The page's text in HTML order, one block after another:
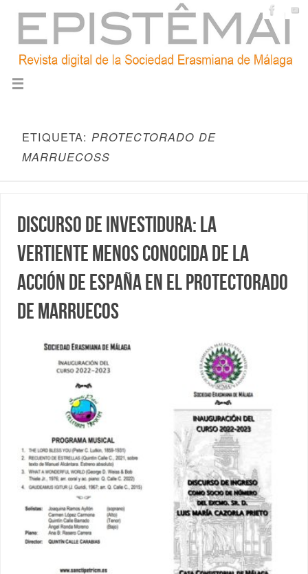
ETIQUETA: PROTECTORADO DE
MARRUECOSS
Discurso de investidura: La
vertiente menos conocida de la
acción de España en el Protectorado
de Marruecos